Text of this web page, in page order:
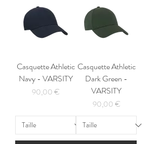
Casquette Athletic
Navy - VARSITY
Prix
90,00 €
Casquette Athletic
Dark Green -
VARSITY
Prix
90,00 €